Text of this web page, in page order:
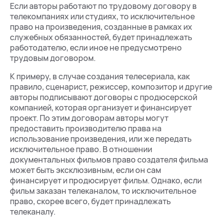
Если авторы работают по трудовому договору в
телекомпаниях или студиях, то исключительное
право на произведения, созданные в рамках их
служебных обязанностей, будет принадлежать
работодателю, если иное не предусмотрено
трудовым договором.
К примеру, в случае создания телесериала, как
правило, сценарист, режиссер, композитор и другие
авторы подписывают договоры с продюсерской
компанией, которая организует и финансирует
проект. По этим договорам авторы могут
предоставить производителю права на
использование произведения, или же передать
исключительное право. В отношении
документальных фильмов право создателя фильма
может быть эксклюзивным, если он сам
финансирует и продюсирует фильм. Однако, если
фильм заказан телеканалом, то исключительное
право, скорее всего, будет принадлежать
телеканалу.